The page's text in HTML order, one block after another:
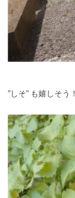
”しそ” も嬉しそう！